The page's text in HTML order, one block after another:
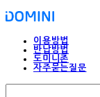
이용방법
반납방법
도미니존
자주묻는질문